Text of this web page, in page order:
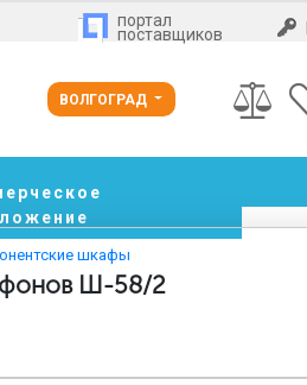
портал
поставщиков
ВОЛГОГРАД
шкафы
Ш-58/2